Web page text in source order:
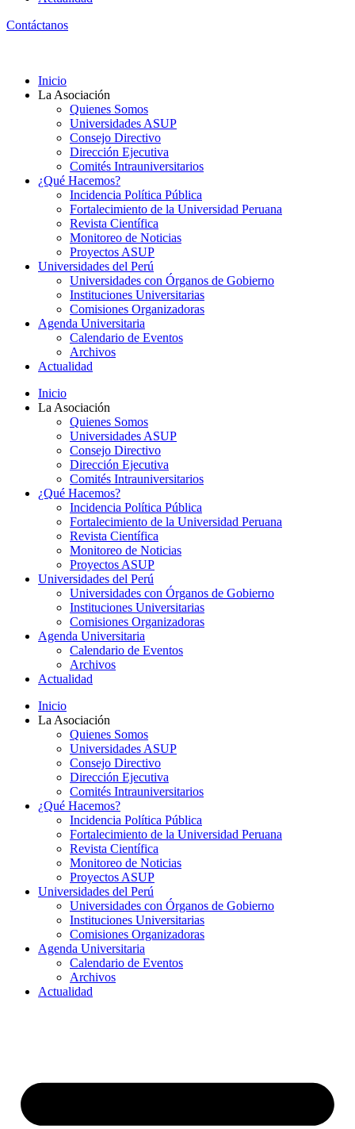
Contáctanos
Inicio
La Asociación
Quienes Somos
Universidades ASUP
Consejo Directivo
Dirección Ejecutiva
Comités Intrauniversitarios
¿Qué Hacemos?
Incidencia Política Pública
Fortalecimiento de la Universidad Peruana
Revista Científica
Monitoreo de Noticias
Proyectos ASUP
Universidades del Perú
Universidades con Órganos de Gobierno
Instituciones Universitarias
Comisiones Organizadoras
Agenda Universitaria
Calendario de Eventos
Archivos
Actualidad
Inicio
La Asociación
Quienes Somos
Universidades ASUP
Consejo Directivo
Dirección Ejecutiva
Comités Intrauniversitarios
¿Qué Hacemos?
Incidencia Política Pública
Fortalecimiento de la Universidad Peruana
Revista Científica
Monitoreo de Noticias
Proyectos ASUP
Universidades del Perú
Universidades con Órganos de Gobierno
Instituciones Universitarias
Comisiones Organizadoras
Agenda Universitaria
Calendario de Eventos
Archivos
Actualidad
Inicio
La Asociación
Quienes Somos
Universidades ASUP
Consejo Directivo
Dirección Ejecutiva
Comités Intrauniversitarios
¿Qué Hacemos?
Incidencia Política Pública
Fortalecimiento de la Universidad Peruana
Revista Científica
Monitoreo de Noticias
Proyectos ASUP
Universidades del Perú
Universidades con Órganos de Gobierno
Instituciones Universitarias
Comisiones Organizadoras
Agenda Universitaria
Calendario de Eventos
Archivos
Actualidad